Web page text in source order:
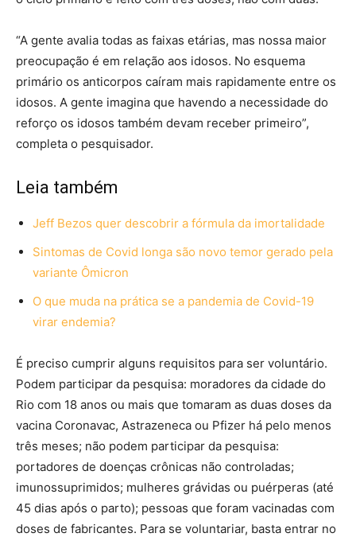
“A gente avalia todas as faixas etárias, mas nossa maior
preocupação é em relação aos idosos. No esquema
primário os anticorpos caíram mais rapidamente entre os
idosos. A gente imagina que havendo a necessidade do
reforço os idosos também devam receber primeiro”,
completa o pesquisador.
Leia também
Jeff Bezos quer descobrir a fórmula da imortalidade
Sintomas de Covid longa são novo temor gerado pela
variante Ômicron
O que muda na prática se a pandemia de Covid-19
virar endemia?
É preciso cumprir alguns requisitos para ser voluntário.
Podem participar da pesquisa: moradores da cidade do
Rio com 18 anos ou mais que tomaram as duas doses da
vacina Coronavac, Astrazeneca ou Pfizer há pelo menos
três meses; não podem participar da pesquisa:
portadores de doenças crônicas não controladas;
imunossuprimidos; mulheres grávidas ou puérperas (até
45 dias após o parto); pessoas que foram vacinadas com
doses de fabricantes. Para se voluntariar, basta entrar no